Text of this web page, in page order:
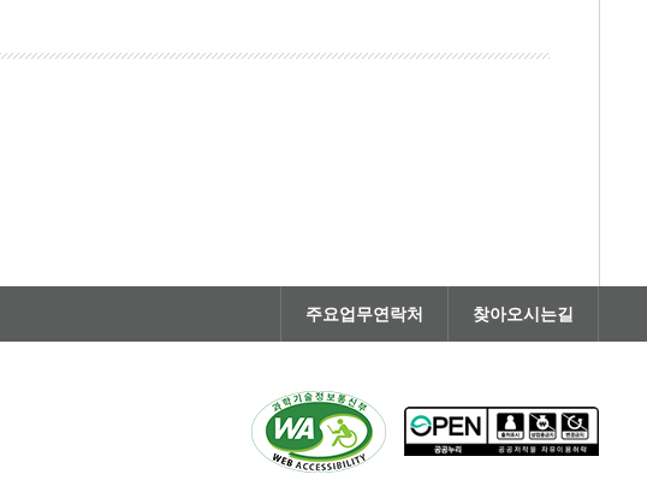
주요업무연락처 찾아오시는길